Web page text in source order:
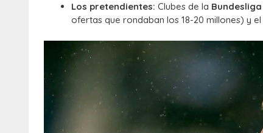
Los pretendientes: Clubes de la Bundesliga
ofertas que rondaban los 18-20 millones) y el